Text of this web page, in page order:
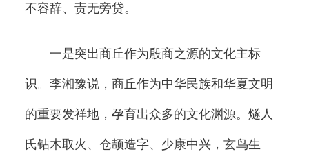
不容辞、责无旁贷。
一是突出商丘作为殷商之源的文化主标
识。李湘豫说，商丘作为中华民族和华夏文明
的重要发祥地，孕育出众多的文化渊源。燧人
氏钻木取火、仓颉造字、少康中兴，玄鸟生